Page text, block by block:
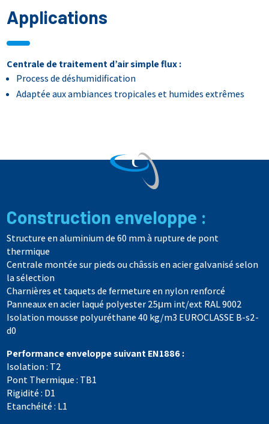
Applications
Centrale de traitement d’air simple flux :
Process de déshumidification
Adaptée aux ambiances tropicales et humides extrêmes
Construction enveloppe :
Structure en aluminium de 60 mm à rupture de pont
thermique
Centrale montée sur pieds ou châssis en acier galvanisé selon
la sélection
Charnières et taquets de fermeture en nylon renforcé
Panneaux en acier laqué polyester 25μm int/ext RAL 9002
Isolation mousse polyuréthane 40 kg/m3 EUROCLASSE B-s2-
d0
Performance enveloppe suivant EN1886 :
Isolation : T2
Pont Thermique : TB1
Rigidité : D1
Etanchéité : L1